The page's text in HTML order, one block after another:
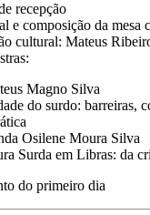
recepção
e composição da mesa
cultural: Mateus
Magno Silva
do surdo: barreiras,
Osilene Moura Silva
Surda em Libras: da
do primeiro dia